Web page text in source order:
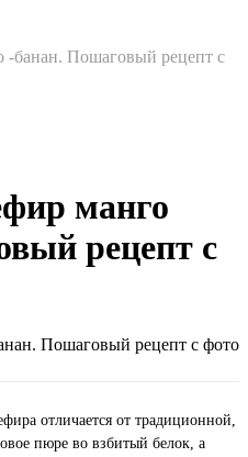
банан. Пошаговый рецепт с
манго
рецепт с
отличается от традиционной,
пюре во взбитый белок, а